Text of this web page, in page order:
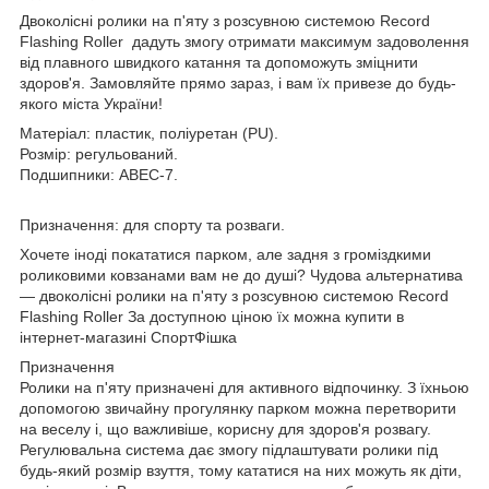
Двоколісні ролики на п'яту з розсувною системою Record
Flashing Roller дадуть змогу отримати максимум задоволення
від плавного швидкого катання та допоможуть зміцнити
здоров'я. Замовляйте прямо зараз, і вам їх привезе до будь-
якого міста України!
Матеріал: пластик, поліуретан (PU).
Розмір: регульований.
Подшипники: ABEC-7.
Призначення: для спорту та розваги.
Хочете іноді покататися парком, але задня з громіздкими
роликовими ковзанами вам не до душі? Чудова альтернатива
— двоколісні ролики на п'яту з розсувною системою Record
Flashing Roller За доступною ціною їх можна купити в
інтернет-магазині СпортФішка
Призначення
Ролики на п'яту призначені для активного відпочинку. З їхньою
допомогою звичайну прогулянку парком можна перетворити
на веселу і, що важливіше, корисну для здоров'я розвагу.
Регулювальна система дає змогу підлаштувати ролики під
будь-який розмір взуття, тому кататися на них можуть як діти,